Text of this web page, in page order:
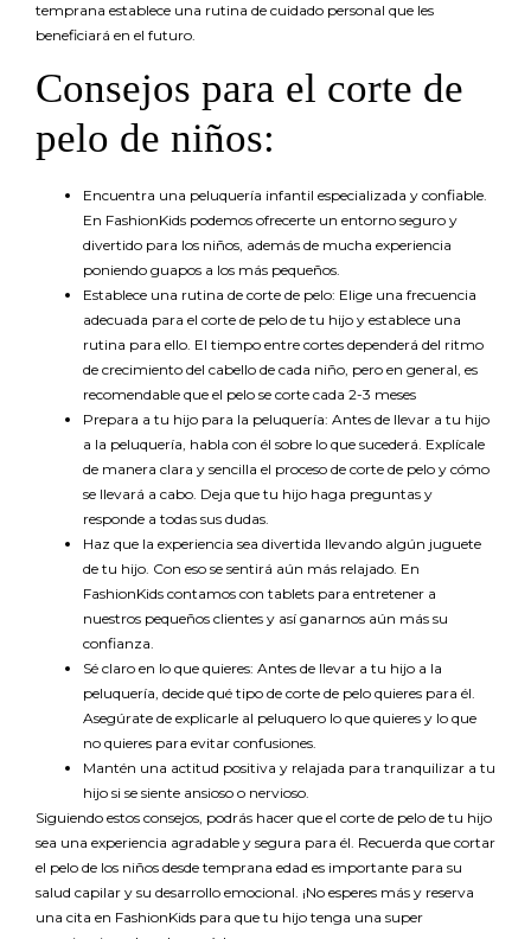
temprana establece una rutina de cuidado personal que les
beneficiará en el futuro.
Consejos para el corte de
pelo de niños:
Encuentra una peluquería infantil especializada y confiable.
En FashionKids podemos ofrecerte un entorno seguro y
divertido para los niños, además de mucha experiencia
poniendo guapos a los más pequeños.
Establece una rutina de corte de pelo: Elige una frecuencia
adecuada para el corte de pelo de tu hijo y establece una
rutina para ello. El tiempo entre cortes dependerá del ritmo
de crecimiento del cabello de cada niño, pero en general, es
recomendable que el pelo se corte cada 2-3 meses
Prepara a tu hijo para la peluquería: Antes de llevar a tu hijo
a la peluquería, habla con él sobre lo que sucederá. Explícale
de manera clara y sencilla el proceso de corte de pelo y cómo
se llevará a cabo. Deja que tu hijo haga preguntas y
responde a todas sus dudas.
Haz que la experiencia sea divertida llevando algún juguete
de tu hijo. Con eso se sentirá aún más relajado. En
FashionKids contamos con tablets para entretener a
nuestros pequeños clientes y así ganarnos aún más su
confianza.
Sé claro en lo que quieres: Antes de llevar a tu hijo a la
peluquería, decide qué tipo de corte de pelo quieres para él.
Asegúrate de explicarle al peluquero lo que quieres y lo que
no quieres para evitar confusiones.
Mantén una actitud positiva y relajada para tranquilizar a tu
hijo si se siente ansioso o nervioso.
Siguiendo estos consejos, podrás hacer que el corte de pelo de tu hijo
sea una experiencia agradable y segura para él. Recuerda que cortar
el pelo de los niños desde temprana edad es importante para su
salud capilar y su desarrollo emocional. ¡No esperes más y reserva
una cita en FashionKids para que tu hijo tenga una super